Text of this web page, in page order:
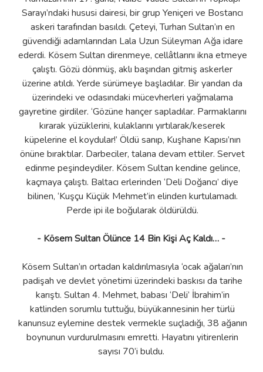
Sarayı’ndaki hususi dairesi, bir grup Yeniçeri ve Bostancı
askeri tarafından basıldı. Çeteyi, Turhan Sultan’ın en
güvendiği adamlarından Lala Uzun Süleyman Ağa idare
ederdi. Kösem Sultan direnmeye, cellâtlarını ikna etmeye
çalıştı. Gözü dönmüş, aklı başından gitmiş askerler
üzerine atıldı. Yerde sürümeye başladılar. Bir yandan da
üzerindeki ve odasındaki mücevherleri yağmalama
gayretine girdiler. ‘Gözüne hançer sapladılar. Parmaklarını
kırarak yüzüklerini, kulaklarını yırtılarak/keserek
küpelerine el koydular!’ Öldü sanıp, Kuşhane Kapısı’nın
önüne bıraktılar. Darbeciler, talana devam ettiler. Servet
edinme peşindeydiler. Kösem Sultan kendine gelince,
kaçmaya çalıştı. Baltacı erlerinden ‘Deli Doğancı’ diye
bilinen, ‘Kuşçu Küçük Mehmet’in elinden kurtulamadı.
Perde ipi ile boğularak öldürüldü.
- Kösem Sultan Ölünce 14 Bin Kişi Aç Kaldı… -
Kösem Sultan’ın ortadan kaldırılmasıyla ‘ocak ağaları’nın
padişah ve devlet yönetimi üzerindeki baskısı da tarihe
karıştı. Sultan 4. Mehmet, babası ‘Deli’ İbrahim’in
katlinden sorumlu tuttuğu, büyükannesinin her türlü
kanunsuz eylemine destek vermekle suçladığı, 38 ağanın
boynunun vurdurulmasını emretti. Hayatını yitirenlerin
sayısı 70’i buldu.